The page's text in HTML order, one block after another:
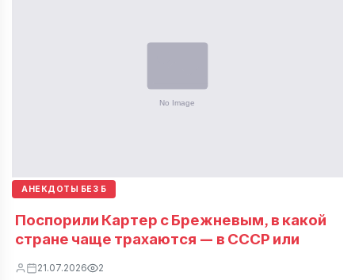
АНЕКДОТЫ БЕЗ Б
Поспорили Картер с Брежневым, в какой
стране чаще трахаются — в СССР или
21.07.2026 2